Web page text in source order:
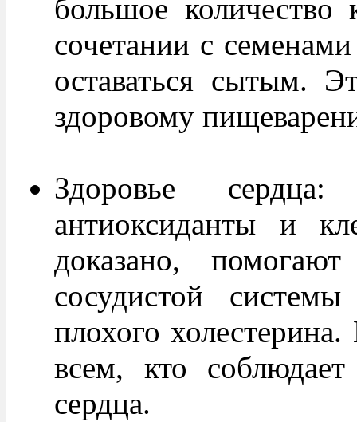
большое количество
сочетании с
оставаться сытым.
здоровому
Здоровье
антиоксиданты и
доказано,
сосудистой
плохого
всем, кто
сердца.